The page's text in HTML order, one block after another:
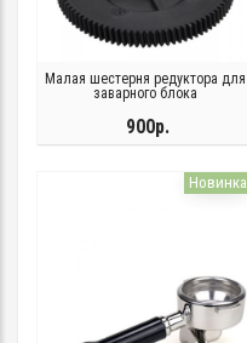
Малая шестерня редуктора для
заварного блока
900р.
Новинка